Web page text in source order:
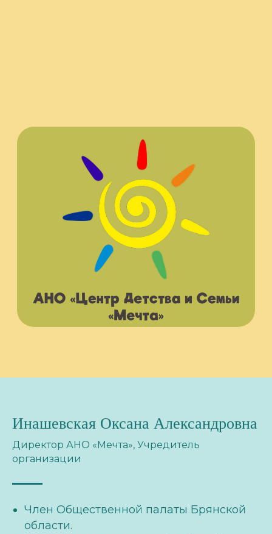
Инашевская Оксана Александровна
Директор АНО «Мечта», Учредитель
организации
Член Общественной палаты Брянской
области.